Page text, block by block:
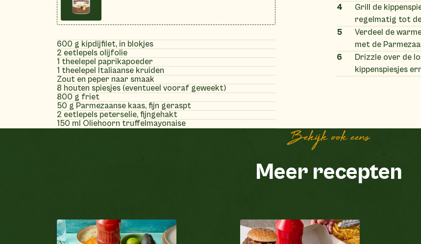
600 g kipdijfilet, in blokjes
2 eetlepels olijfolie
1 theelepel paprikapoeder
1 theelepel Italiaanse kruiden
Zout en peper naar smaak
8 houten spiesjes (eventueel vooraf geweekt)
800 g friet
50 g Parmezaanse kaas, fijn geraspt
2 eetlepels peterselie, fijngehakt
150 ml Oliehoorn truffelmayonaise
4
Grill de
regelmatig tot
5
Verdeel de
met de
6
Drizzle over de
kippenspiesjes
Bekijk ook eens
Meer recepten